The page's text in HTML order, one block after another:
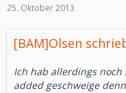
25. Oktober 2013
[BAM]Olsen
Ich hab allerdings
added geschweige